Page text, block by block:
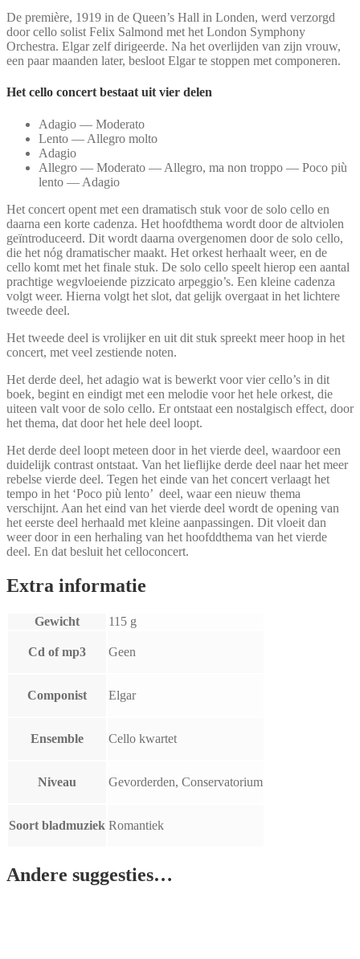
De première, 1919 in de Queen’s Hall in Londen, werd verzorgd
door cello solist Felix Salmond met het London Symphony
Orchestra. Elgar zelf dirigeerde. Na het overlijden van zijn vrouw,
een paar maanden later, besloot Elgar te stoppen met componeren.
Het cello concert bestaat uit vier delen
Adagio — Moderato
Lento — Allegro molto
Adagio
Allegro — Moderato — Allegro, ma non troppo — Poco più
lento — Adagio
Het concert opent met een dramatisch stuk voor de solo cello en
daarna een korte cadenza. Het hoofdthema wordt door de altviolen
geïntroduceerd. Dit wordt daarna overgenomen door de solo cello,
die het nóg dramatischer maakt. Het orkest herhaalt weer, en de
cello komt met het finale stuk. De solo cello speelt hierop een aantal
prachtige wegvloeiende pizzicato arpeggio’s. Een kleine cadenza
volgt weer. Hierna volgt het slot, dat gelijk overgaat in het lichtere
tweede deel.
Het tweede deel is vrolijker en uit dit stuk spreekt meer hoop in het
concert, met veel zestiende noten.
Het derde deel, het adagio wat is bewerkt voor vier cello’s in dit
boek, begint en eindigt met een melodie voor het hele orkest, die
uiteen valt voor de solo cello. Er ontstaat een nostalgisch effect, door
het thema, dat door het hele deel loopt.
Het derde deel loopt meteen door in het vierde deel, waardoor een
duidelijk contrast ontstaat. Van het lieflijke derde deel naar het meer
rebelse vierde deel. Tegen het einde van het concert verlaagt het
tempo in het ‘Poco più lento’ deel, waar een nieuw thema
verschijnt. Aan het eind van het vierde deel wordt de opening van
het eerste deel herhaald met kleine aanpassingen. Dit vloeit dan
weer door in een herhaling van het hoofddthema van het vierde
deel. En dat besluit het celloconcert.
Extra informatie
Gewicht 115 g
Cd of mp3 Geen
Componist Elgar
Ensemble Cello kwartet
Niveau Gevorderden, Conservatorium
Soort bladmuziek Romantiek
Andere suggesties…